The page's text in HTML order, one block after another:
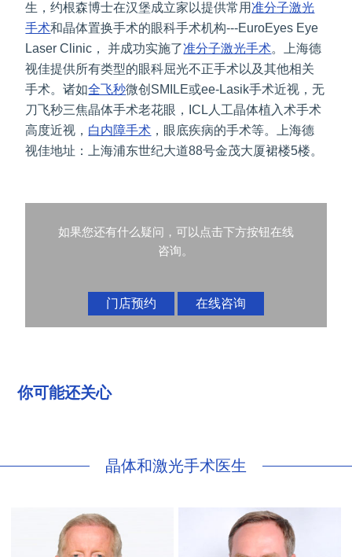
生，约根森博士在汉堡成立家以提供常用准分子激光
手术和晶体置换手术的眼科手术机构---EuroEyes Eye
Laser Clinic， 并成功实施了准分子激光手术。上海德
视佳提供所有类型的眼科屈光不正手术以及其他相关
手术。诸如全飞秒微创SMILE或ee-Lasik手术近视，无
刀飞秒三焦晶体手术老花眼，ICL人工晶体植入术手术
高度近视， 白内障手术 ，眼底疾病的手术等。上海德
视佳地址：上海浦东世纪大道88号金茂大厦裙楼5楼。
如果您还有什么疑问，可以点击下方按钮在线
咨询。
门店预约 在线咨询
你可能还关心
晶体和激光手术医生